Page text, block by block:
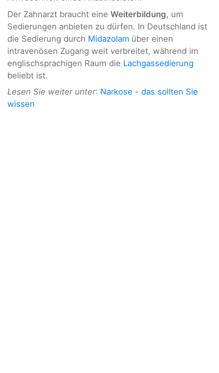
Der Zahnarzt braucht eine Weiterbildung, um
Sedierungen anbieten zu dürfen. In Deutschland ist
die Sedierung durch Midazolam über einen
intravenösen Zugang weit verbreitet, während im
englischsprachigen Raum die Lachgassedierung
beliebt ist.
Lesen Sie weiter unter: Narkose - das sollten Sie
wissen